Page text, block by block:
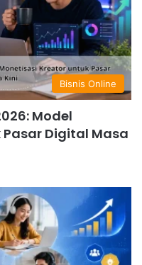
Bisnis Online
Model
Digital Masa